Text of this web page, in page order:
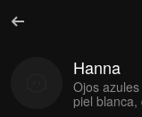
Hanna
Ojos
piel blanca,